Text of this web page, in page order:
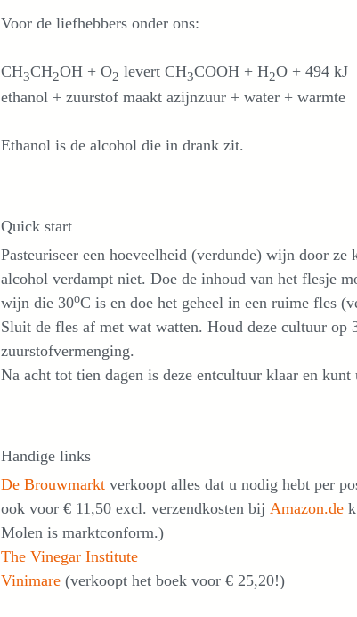
Voor de liefhebbers onder ons:
CH3CH2OH + O2 levert CH3COOH + H2O + 494 kJ
ethanol + zuurstof maakt azijnzuur + water + warmte
Ethanol is de alcohol die in drank zit.
Quick start
Pasteuriseer een hoeveelheid (verdunde) wijn door ze
alcohol verdampt niet. Doe de inhoud van het flesje
wijn die 30oC is en doe het geheel in een ruime fles
Sluit de fles af met wat watten. Houd deze cultuur op
zuurstofvermenging.
Na acht tot tien dagen is deze entcultuur klaar en
Handige links
De Brouwmarkt verkoopt alles dat u nodig hebt per
ook voor € 11,50 excl. verzendkosten bij Amazon.de
Molen is marktconform.)
The Vinegar Institute
Vinimare (verkoopt het boek voor € 25,20!)